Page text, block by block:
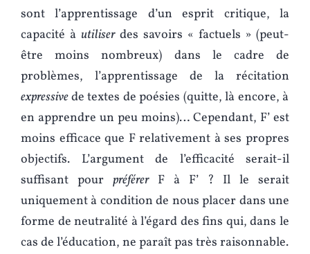
sont l’apprentissage d’un esprit critique, la
capacité à utiliserdes savoirs « factuels » (peut-
être moins nombreux) dans le cadre de
problèmes, l’apprentissage de la récitation
expressivede textes de poésies (quitte, là encore, à
en apprendre un peu moins)… Cependant, F’ est
moins efficace que F relativement à ses propres
objectifs. L’argument de l’efficacité serait-il
suffisant pour préférerF à F’ ? Il le serait
uniquement à condition de nous placer dans une
forme de neutralité à l’égard des fins qui, dans le
cas de l’éducation, ne paraît pas très raisonnable.